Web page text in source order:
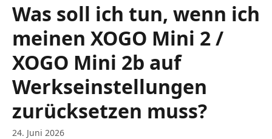
Was soll ich tun, wenn ich
meinen XOGO Mini 2 /
XOGO Mini 2b auf
Werkseinstellungen
zurücksetzen muss?
24. Juni 2026